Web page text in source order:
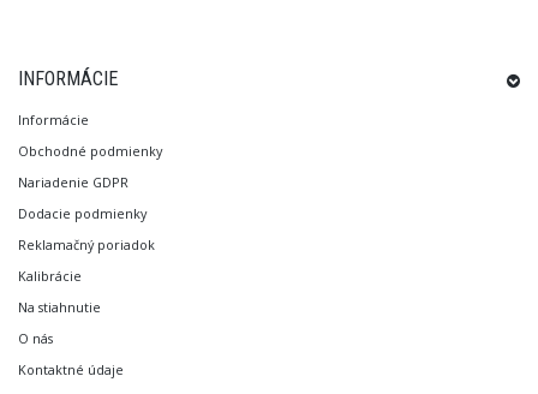
INFORMÁCIE
Informácie
Obchodné podmienky
Nariadenie GDPR
Dodacie podmienky
Reklamačný poriadok
Kalibrácie
Na stiahnutie
O nás
Kontaktné údaje